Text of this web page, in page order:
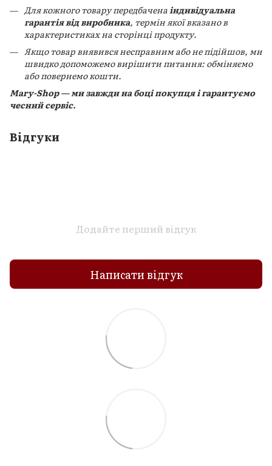
Для кожного товару передбачена індивідуальна
гарантія від виробника, термін якої вказано в
характеристиках на сторінці продукту.
Якщо товар виявився несправним або не підійшов, ми
швидко допоможемо вирішити питання: обміняємо
або повернемо кошти.
Mary-Shop — ми завжди на боці покупця і гарантуємо
чесний сервіс.
Відгуки
Додайте перший відгук
Написати відгук